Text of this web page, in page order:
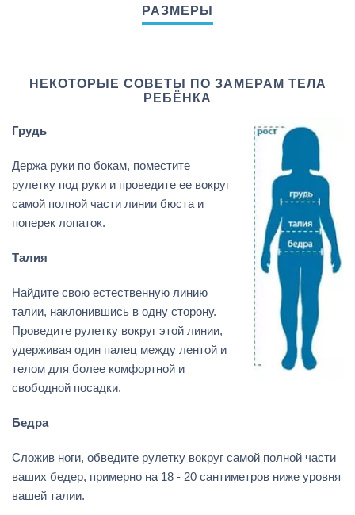
НЕКОТОРЫЕ СОВЕТЫ ПО ЗАМЕРАМ ТЕЛА
РЕБЁНКА
Грудь
Держа руки по бокам, поместите
рулетку под руки и проведите ее вокруг
самой полной части линии бюста и
поперек лопаток.
Талия
Найдите свою естественную линию
талии, наклонившись в одну сторону.
Проведите рулетку вокруг этой линии,
удерживая один палец между лентой и
телом для более комфортной и
свободной посадки.
Бедра
Сложив ноги, обведите рулетку вокруг самой полной части
ваших бедер, примерно на 18 - 20 сантиметров ниже уровня
вашей талии.